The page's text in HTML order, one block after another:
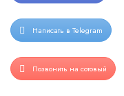
Написать в Telegram
Позвонить на сотовый